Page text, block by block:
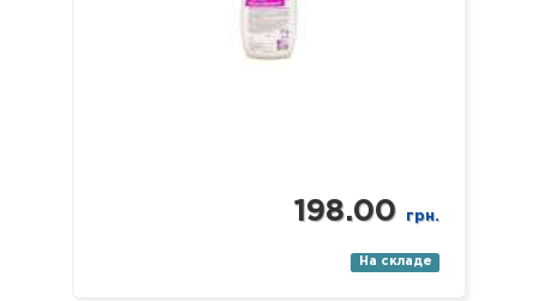
198.00 грн.
На складе